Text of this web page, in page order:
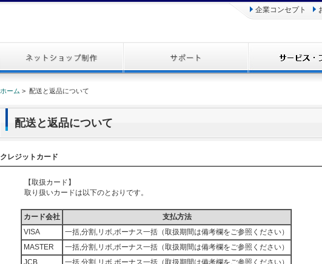
企業コンセプト
ホーム > 配送と返品について
配送と返品について
クレジットカード
【取扱カード】
取り扱いカードは以下のとおりです。
カード会社
支払方法
VISA
一括,分割,リボ,ボーナス一括（取扱期間は備考欄をご参照ください）
MASTER
一括,分割,リボ,ボーナス一括（取扱期間は備考欄をご参照ください）